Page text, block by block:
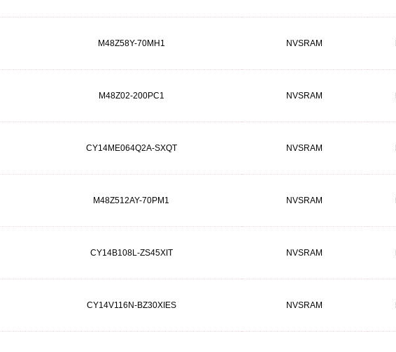
M48Z58Y-70MH1 NVSRAM
M48Z02-200PC1 NVSRAM
CY14ME064Q2A-SXQT NVSRAM
M48Z512AY-70PM1 NVSRAM
CY14B108L-ZS45XIT NVSRAM
CY14V116N-BZ30XIES NVSRAM